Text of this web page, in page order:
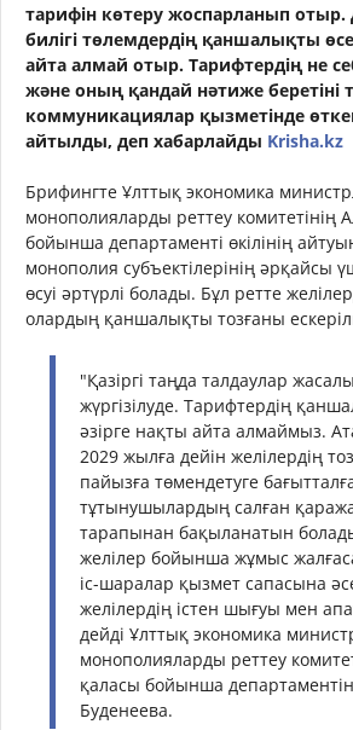
тарифін көтеру жоспарланып отыр.
билігі төлемдердің қаншалықты
айта алмай отыр. Тарифтердің не
және оның қандай нәтиже беретіні
коммуникациялар қызметінде
айтылды, деп хабарлайды Krisha.kz
Брифингте Ұлттық экономика
монополияларды реттеу комитетінің
бойынша департаменті өкілінің
монополия субъектілерінің әрқайсы
өсуі әртүрлі болады. Бұл ретте
олардың қаншалықты тозғаны
"Қазіргі таңда талдаулар
жүргізілуде. Тарифтердің
әзірге нақты айта алмаймыз.
2029 жылға дейін желілердің
пайызға төмендетуге
тұтынушылардың салған
тарапынан бақыланатын
желілер бойынша жұмыс
іс-шаралар қызмет сапасына
желілердің істен шығуы мен
дейді Ұлттық экономика
монополияларды реттеу
қаласы бойынша
Буденеева.